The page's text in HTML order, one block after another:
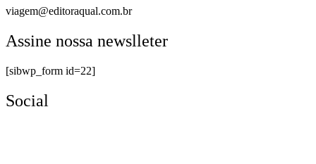
viagem@editoraqual.com.br
Assine nossa newslleter
[sibwp_form id=22]
Social